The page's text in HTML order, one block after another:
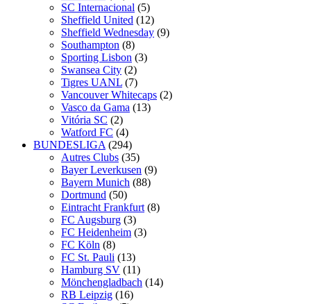
SC Internacional (5)
Sheffield United (12)
Sheffield Wednesday (9)
Southampton (8)
Sporting Lisbon (3)
Swansea City (2)
Tigres UANL (7)
Vancouver Whitecaps (2)
Vasco da Gama (13)
Vitória SC (2)
Watford FC (4)
BUNDESLIGA (294)
Autres Clubs (35)
Bayer Leverkusen (9)
Bayern Munich (88)
Dortmund (50)
Eintracht Frankfurt (8)
FC Augsburg (3)
FC Heidenheim (3)
FC Köln (8)
FC St. Pauli (13)
Hamburg SV (11)
Mönchengladbach (14)
RB Leipzig (16)